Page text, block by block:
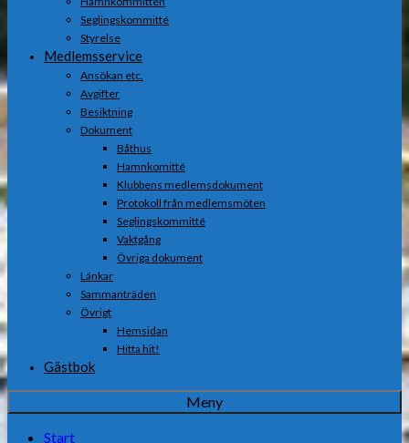
Seglingskommitté
Styrelse
Medlemsservice
Ansökan etc.
Avgifter
Besiktning
Dokument
Båthus
Hamnkomitté
Klubbens medlemsdokument
Protokoll från medlemsmöten
Seglingskommitté
Vaktgång
Övriga dokument
Länkar
Sammanträden
Övrigt
Hemsidan
Hitta hit!
Gästbok
Meny
Start